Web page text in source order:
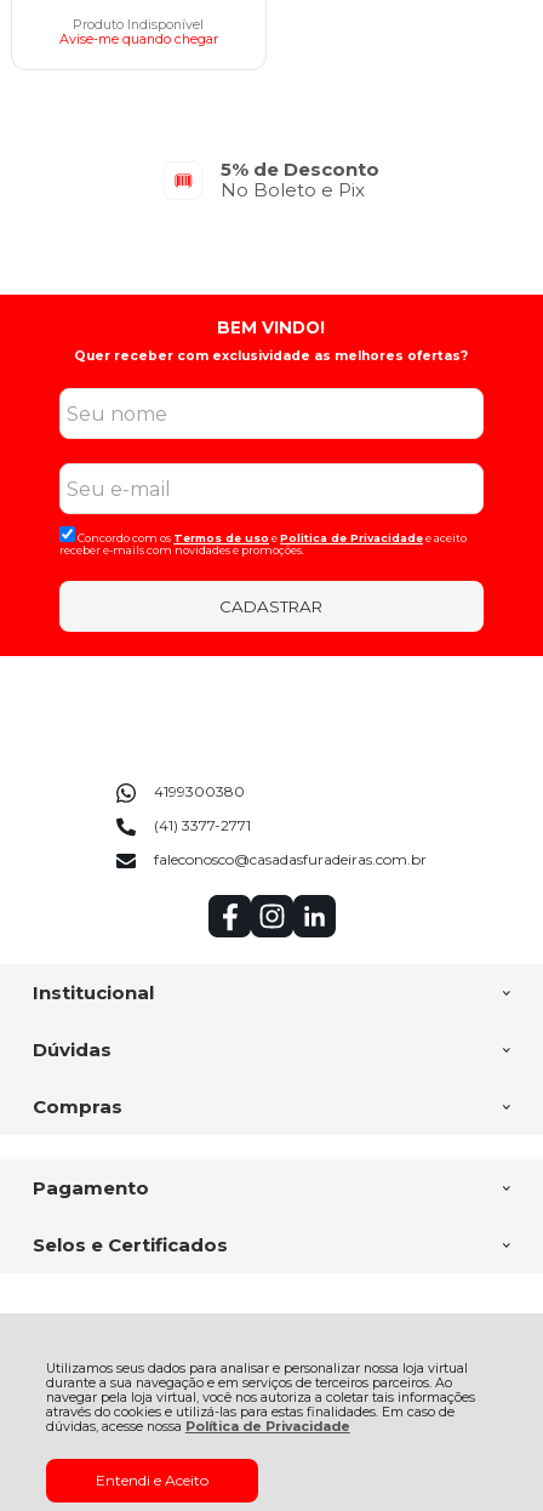
Utilizamos seus dados para analisar e personalizar nossa loja virtual
durante a sua navegação e em serviços de terceiros parceiros. Ao
navegar pela loja virtual, você nos autoriza a coletar tais informações
através do cookies e utilizá-las para estas finalidades. Em caso de
dúvidas, acesse nossa Política de Privacidade
Entendi e Aceito
Produto Indisponível
Avise-me quando chegar
5% de Desconto
No Boleto e Pix
BEM VINDO!
Quer receber com exclusividade as melhores ofertas?
Concordo com os Termos de uso ePolitica de Privacidadee aceito
receber e-mails com novidades e promoções.
CADASTRAR
Institucional
Dúvidas
Compras
4199300380
(41) 3377-2771
faleconosco@casadasfuradeiras.com.br
Pagamento
Selos e Certificados
- 6338 - Uberaba - 81560-000 - Curitiba - PR
CNPJ: 03.444.274/0001-68 | © Todos os direitos reservados - Casa das
Furadeiras - 2026